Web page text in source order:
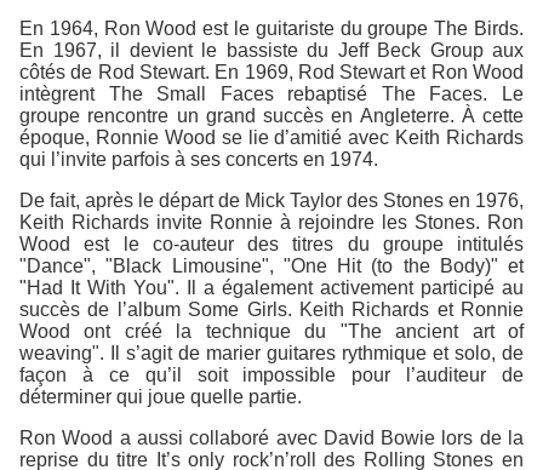
En 1964, Ron Wood est le guitariste du groupe The Birds.
En 1967, il devient le bassiste du Jeff Beck Group aux
côtés de Rod Stewart. En 1969, Rod Stewart et Ron Wood
intègrent The Small Faces rebaptisé The Faces. Le
groupe rencontre un grand succès en Angleterre. À cette
époque, Ronnie Wood se lie d’amitié avec Keith Richards
qui l’invite parfois à ses concerts en 1974.
De fait, après le départ de Mick Taylor des Stones en 1976,
Keith Richards invite Ronnie à rejoindre les Stones. Ron
Wood est le co-auteur des titres du groupe intitulés
"Dance", "Black Limousine", "One Hit (to the Body)" et
"Had It With You". Il a également activement participé au
succès de l’album Some Girls. Keith Richards et Ronnie
Wood ont créé la technique du "The ancient art of
weaving". Il s’agit de marier guitares rythmique et solo, de
façon à ce qu’il soit impossible pour l’auditeur de
déterminer qui joue quelle partie.
Ron Wood a aussi collaboré avec David Bowie lors de la
reprise du titre It’s only rock’n’roll des Rolling Stones en